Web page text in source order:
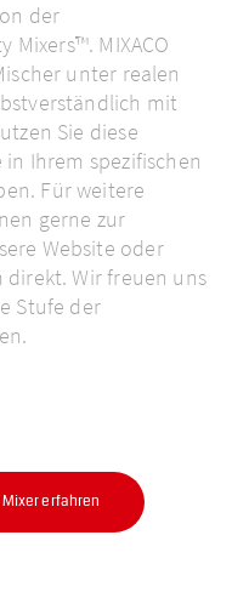
der
MIXACO
unter realen
mit
Sie diese
Ihrem spezifischen
Für weitere
gerne zur
Website oder
direkt. Wir freuen uns
Stufe der
erfahren